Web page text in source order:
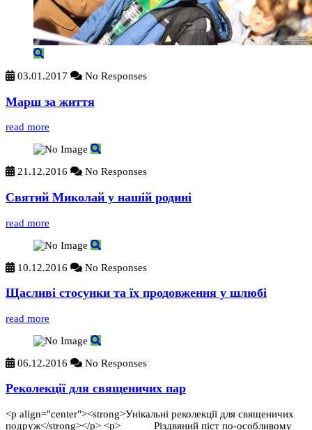
03.01.2017 No Responses
Марш за життя
read more
21.12.2016 No Responses
Святий Миколай у нашій родині
read more
10.12.2016 No Responses
Щасливі стосунки та їх продовження у шлюбі
read more
06.12.2016 No Responses
Реколекції для священичих пар
<p align="center"><strong>Унікальні реколекції для священичих
подруж</strong></p> <p> Різдвяний піст по-особливому